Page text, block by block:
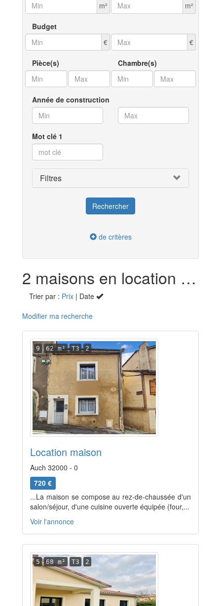
m²
m²
Budget
€
€
Pièce(s) Chambre(s)
Année de construction
Mot clé 1
Filtres
de critères
2 maisons en location dans le Gers (32)
Trier par : Prix | Date
Modifier ma recherche
9 62 m² T3 2
Location maison
Auch 32000 - 0
720 €
...La maison se compose au rez-de-chaussée d'un
salon/séjour, d'une cuisine ouverte équipée (four,...
Voir l'annonce
5 68 m² T3 2